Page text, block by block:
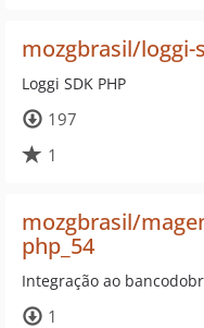
mozgbrasil/loggi-
Loggi SDK PHP
197
1
mozgbrasil/
php_54
Integração ao
1